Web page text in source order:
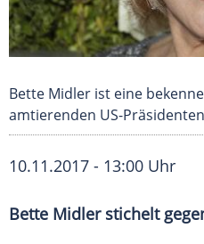
Bette Midler ist eine
amtierenden US-Präsidenten
10.11.2017 - 13:00 Uhr
Bette Midlerstichelt